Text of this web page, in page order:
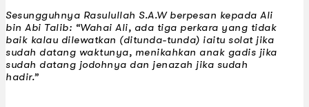
Sesungguhnya Rasulullah S.A.W berpesan kepada Ali
bin Abi Talib: “Wahai Ali, ada tiga perkara yang tidak
baik kalau dilewatkan (ditunda-tunda) iaitu solat jika
sudah datang waktunya, menikahkan anak gadis jika
sudah datang jodohnya dan jenazah jika sudah
hadir.”